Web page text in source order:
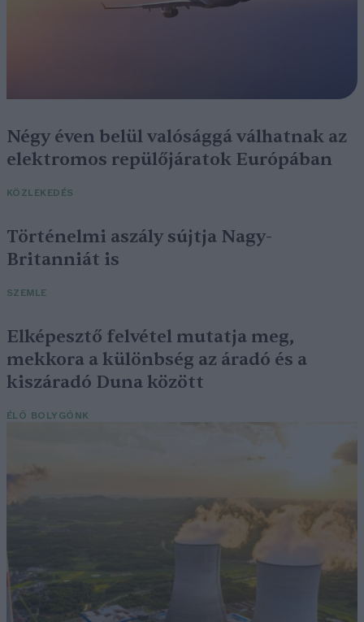
Négy éven belül valósággá válhatnak az
elektromos repülőjáratok Európában
KÖZLEKEDÉS
Történelmi aszály sújtja Nagy-
Britanniát is
SZEMLE
Elképesztő felvétel mutatja meg,
mekkora a különbség az áradó és a
kiszáradó Duna között
ÉLŐ BOLYGÓNK